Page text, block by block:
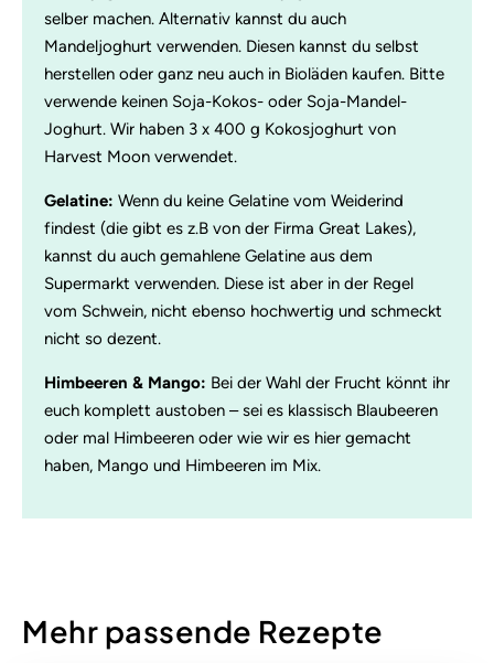
selber machen. Alternativ kannst du auch
Mandeljoghurt verwenden. Diesen kannst du selbst
herstellen oder ganz neu auch in Bioläden kaufen. Bitte
verwende keinen Soja-Kokos- oder Soja-Mandel-
Joghurt. Wir haben 3 x 400 g Kokosjoghurt von
Harvest Moon verwendet.
Gelatine: Wenn du keine Gelatine vom Weiderind
findest (die gibt es z.B von der Firma Great Lakes),
kannst du auch gemahlene Gelatine aus dem
Supermarkt verwenden. Diese ist aber in der Regel
vom Schwein, nicht ebenso hochwertig und schmeckt
nicht so dezent.
Himbeeren & Mango: Bei der Wahl der Frucht könnt ihr
euch komplett austoben – sei es klassisch Blaubeeren
oder mal Himbeeren oder wie wir es hier gemacht
haben, Mango und Himbeeren im Mix.
Mehr passende Rezepte